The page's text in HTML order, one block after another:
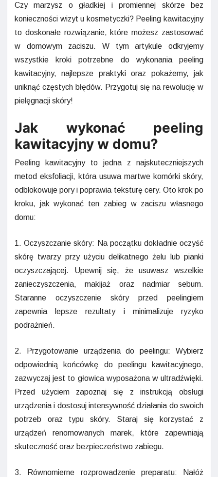
Czy marzysz o gładkiej i promiennej skórze bez
konieczności wizyt u kosmetyczki? Peeling kawitacyjny
to doskonałe rozwiązanie, które możesz zastosować
w domowym zaciszu. W tym artykule odkryjemy
wszystkie kroki potrzebne do wykonania peeling
kawitacyjny, najlepsze praktyki oraz pokażemy, jak
uniknąć częstych błędów. Przygotuj się na rewolucję w
pielęgnacji skóry!
Jak wykonać peeling
kawitacyjny w domu?
Peeling kawitacyjny to jedna z najskuteczniejszych
metod eksfoliacji, która usuwa martwe komórki skóry,
odblokowuje pory i poprawia teksturę cery. Oto krok po
kroku, jak wykonać ten zabieg w zaciszu własnego
domu:
1. Oczyszczanie skóry: Na początku dokładnie oczyść
skórę twarzy przy użyciu delikatnego żelu lub pianki
oczyszczającej. Upewnij się, że usuwasz wszelkie
zanieczyszczenia, makijaż oraz nadmiar sebum.
Staranne oczyszczenie skóry przed peelingiem
zapewnia lepsze rezultaty i minimalizuje ryzyko
podrażnień.
2. Przygotowanie urządzenia do peelingu: Wybierz
odpowiednią końcówkę do peelingu kawitacyjnego,
zazwyczaj jest to głowica wyposażona w ultradźwięki.
Przed użyciem zapoznaj się z instrukcją obsługi
urządzenia i dostosuj intensywność działania do swoich
potrzeb oraz typu skóry. Staraj się korzystać z
urządzeń renomowanych marek, które zapewniają
skuteczność oraz bezpieczeństwo zabiegu.
3. Równomierne rozprowadzenie preparatu: Nałóż